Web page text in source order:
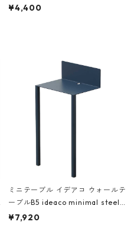
AKU Timeless 100パーセント ス
¥4,400
ミニテーブル イデアコ ウォールテ
ーブルB5 ideaco minimal steel f
urniture WALL Table B5 ネイビー
¥7,920